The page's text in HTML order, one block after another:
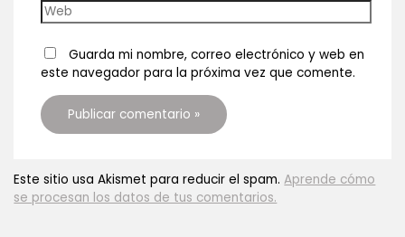
Guarda mi nombre, correo electrónico y web en
este navegador para la próxima vez que comente.
Este sitio usa Akismet para reducir el spam.Aprende cómo
se procesan los datos de tus comentarios.